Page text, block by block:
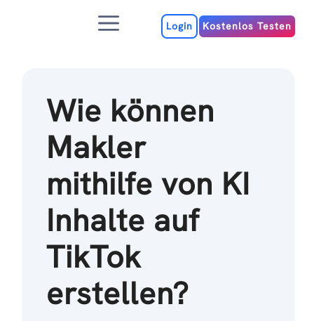
MenuLogin Kostenlos Testen
Wie können
Makler
mithilfe von KI
Inhalte auf
TikTok
erstellen?